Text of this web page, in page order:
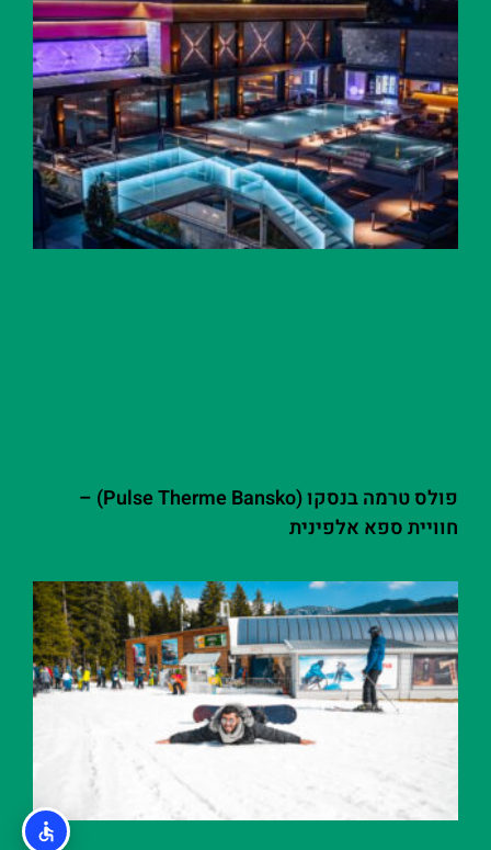
פולס טרמה בנסקו (Pulse Therme Bansko) –
חוויית ספא אלפינית